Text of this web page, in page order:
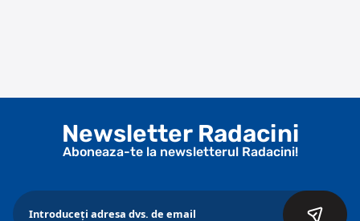
Newsletter Radacini
Aboneaza-te la newsletterul Radacini!